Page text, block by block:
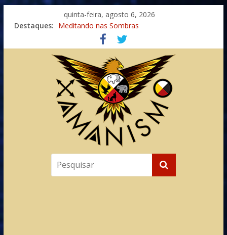
quinta-feira, agosto 6, 2026
Destaques: Meditando nas Sombras
Autosuficiência: A Jornada do Espírito Ancestral
Xamanismo Universal
Totens – Caminho Espiritual – Crescimento
Imaginação na Cura